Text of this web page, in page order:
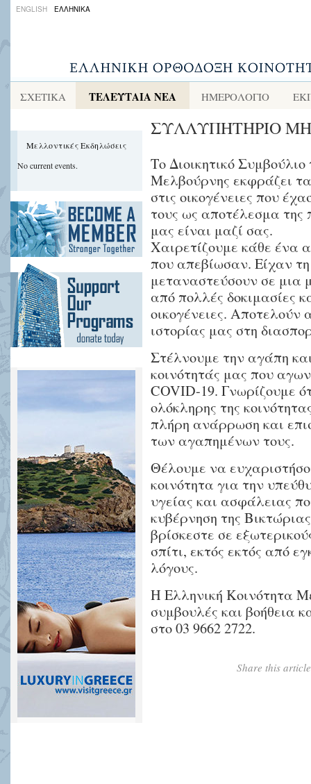
ENGLISH ΕΛΛΗΝΙΚΑ
ΣΧΕΤΙΚΑ ΤΕΛΕΥΤΑΙΑ ΝΕΑ ΗΜΕΡΟΛΟΓΙΟ
Μελλοντικές Εκδηλώσεις
No current events.
ΣΥΛΛΥΠΗΤΗΡΙΟ
Το Διοικητικό
Μελβούρνης εκφράζει
στις οικογένειες που
τους ως αποτέλεσμα της
μας είναι μαζί σας.
Χαιρετίζουμε κάθε ένα
που απεβίωσαν. Είχαν
μεταναστεύσουν σε μια
από πολλές δοκιμασίες
οικογένειες. Αποτελούν
ιστορίας μας στη
Στέλνουμε την αγάπη
κοινότητάς μας που
COVID-19. Γνωρίζουμε
ολόκληρης της
πλήρη ανάρρωση και
των αγαπημένων τους.
Θέλουμε να
κοινότητα για την
υγείας και ασφάλειας
κυβέρνηση της
βρίσκεστε σε
σπίτι, εκτός εκτός από
λόγους.
Η Ελληνική Κοινότητα
συμβουλές και βοήθεια
στο 03 9662 2722.
Share this